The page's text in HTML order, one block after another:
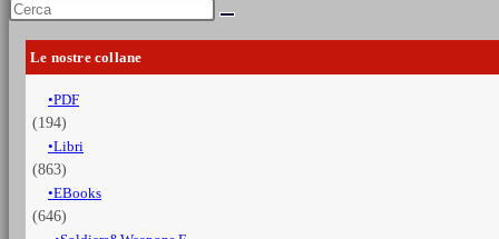
Le nostre collane
PDF
(194)
Libri
(863)
EBooks
(646)